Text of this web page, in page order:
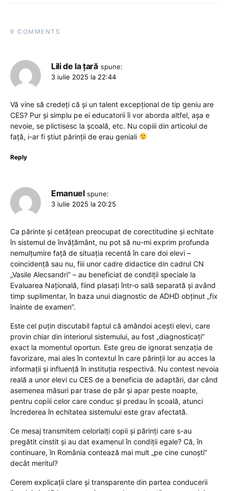
9 COMMENTS
Lili de la țară spune:
3 iulie 2025 la 22:44
Vă vine să credeți că și un talent excepțional de tip geniu are
CES? Pur și simplu pe ei educatorii îi vor aborda altfel, așa e
nevoie, se plictisesc la școală, etc. Nu copiii din articolul de
față, i-ar fi știut părinții de erau geniali
Reply
Emanuel spune:
3 iulie 2025 la 20:25
Ca părinte și cetățean preocupat de corectitudine și echitate
în sistemul de învățământ, nu pot să nu-mi exprim profunda
nemulțumire față de situația recentă în care doi elevi –
coincidență sau nu, fiii unor cadre didactice din cadrul CN
„Vasile Alecsandri” – au beneficiat de condiții speciale la
Evaluarea Națională, fiind plasați într-o sală separată și având
timp suplimentar, în baza unui diagnostic de ADHD obținut „fix
înainte de examen”.
Este cel puțin discutabil faptul că amândoi acești elevi, care
provin chiar din interiorul sistemului, au fost „diagnosticați”
exact la momentul oportun. Este greu de ignorat senzația de
favorizare, mai ales în contextul în care părinții lor au acces la
informații și influență în instituția respectivă. Nu contest nevoia
reală a unor elevi cu CES de a beneficia de adaptări, dar când
asemenea măsuri par trase de păr și apar peste noapte,
pentru copiii celor care conduc și predau în școală, atunci
încrederea în echitatea sistemului este grav afectată.
Ce mesaj transmitem celorlalți copii și părinți care s-au
pregătit cinstit și au dat examenul în condiții egale? Că, în
continuare, în România contează mai mult „pe cine cunoști”
decât meritul?
Cerem explicații clare și transparente din partea conducerii